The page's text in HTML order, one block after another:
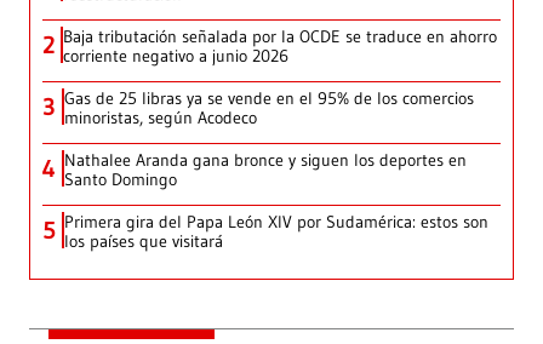
2 Baja tributación señalada por la OCDE se traduce en ahorro
corriente negativo a junio 2026
3 Gas de 25 libras ya se vende en el 95% de los comercios
minoristas, según Acodeco
4 Nathalee Aranda gana bronce y siguen los deportes en
Santo Domingo
5 Primera gira del Papa León XIV por Sudamérica: estos son
los países que visitará